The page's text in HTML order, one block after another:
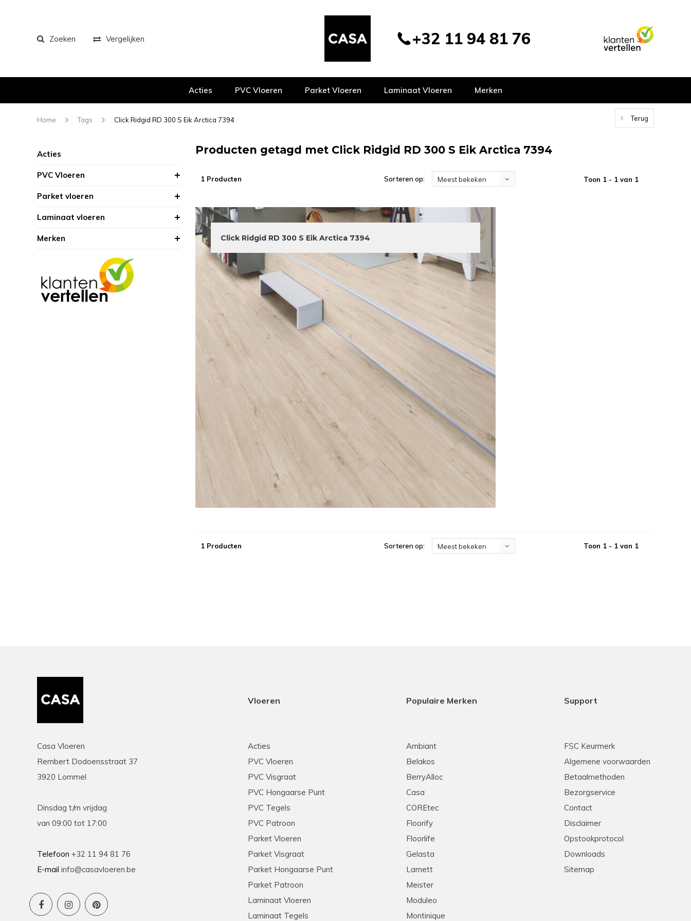
Zoeken Vergelijken +32 11 94 81 76
Acties PVC Vloeren Parket Vloeren Laminaat Vloeren Merken
Home Tags Click Ridgid RD 300 S Eik Arctica 7394 Terug
Acties
PVC Vloeren
Parket vloeren
Laminaat vloeren
Merken
Producten getagd met Click Ridgid RD 300 S Eik Arctica 7394
1 Producten Sorteren op: Meest bekeken Toon 1 - 1 van 1
Click Ridgid RD 300 S Eik Arctica 7394
1 Producten Sorteren op: Meest bekeken Toon 1 - 1 van 1
Casa Vloeren
Rembert Dodoensstraat 37
3920 Lommel
Dinsdag t/m vrijdag
van 09:00 tot 17:00
Telefoon +32 11 94 81 76
E-mail info@casavloeren.be
Vloeren
Acties
PVC Vloeren
PVC Visgraat
PVC Hongaarse Punt
PVC Tegels
PVC Patroon
Parket Vloeren
Parket Visgraat
Parket Hongaarse Punt
Parket Patroon
Laminaat Vloeren
Laminaat Tegels
Populaire Merken
Ambiant
Belakos
BerryAlloc
Casa
COREtec
Floorify
Floorlife
Gelasta
Lamett
Meister
Moduleo
Montinique
Support
FSC Keurmerk
Algemene voorwaarden
Betaalmethoden
Bezorgservice
Contact
Disclaimer
Opstookprotocol
Downloads
Sitemap